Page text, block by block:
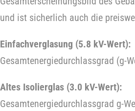
und ist sicherlich auch die
Einfachverglasung (5.8 kV-Wert):
Gesamtenergiedurchlassgrad (g-
Altes Isolierglas (3.0 kV-Wert):
Gesamtenergiedurchlassgrad g-